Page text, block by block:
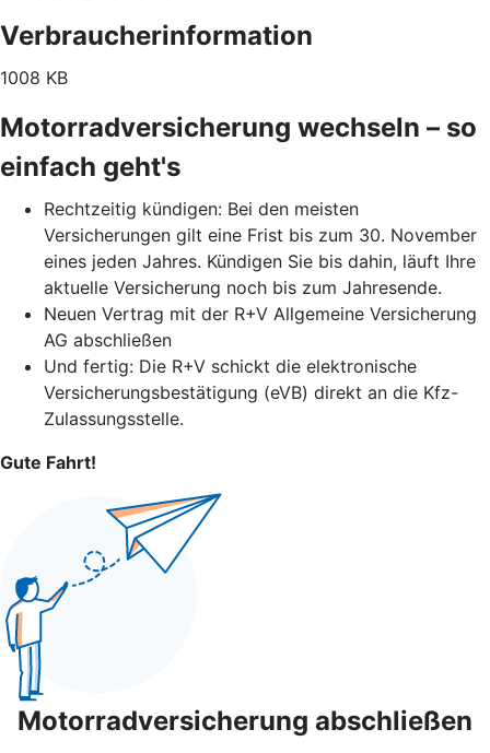
Verbraucherinformation
1008 KB
Motorradversicherung wechseln – so
einfach geht's
Rechtzeitig kündigen: Bei den meisten
Versicherungen gilt eine Frist bis zum 30. November
eines jeden Jahres. Kündigen Sie bis dahin, läuft Ihre
aktuelle Versicherung noch bis zum Jahresende.
Neuen Vertrag mit der R+V Allgemeine Versicherung
AG abschließen
Und fertig: Die R+V schickt die elektronische
Versicherungsbestätigung (eVB) direkt an die Kfz-
Zulassungsstelle.
Gute Fahrt!
Motorradversicherung abschließen